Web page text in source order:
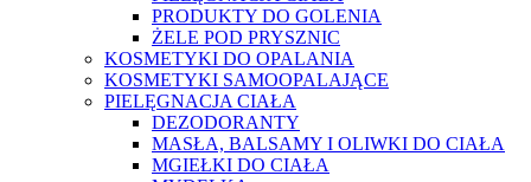
PRODUKTY DO GOLENIA
ŻELE POD PRYSZNIC
KOSMETYKI DO OPALANIA
KOSMETYKI SAMOOPALAJĄCE
PIELĘGNACJA CIAŁA
DEZODORANTY
MASŁA, BALSAMY I OLIWKI DO CIAŁA
MGIEŁKI DO CIAŁA